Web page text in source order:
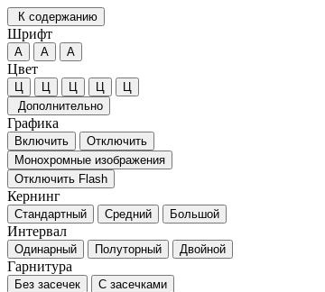
К содержанию
Шрифт
А А А
Цвет
Ц Ц Ц Ц
Ц
Дополнительно
Графика
Включить
Отключить
Монохромные изображения
Отключить Flash
Кернинг
Стандартный Средний Большой
Интервал
Одинарный Полуторный Двойной
Гарнитура
Без засечек С засечками